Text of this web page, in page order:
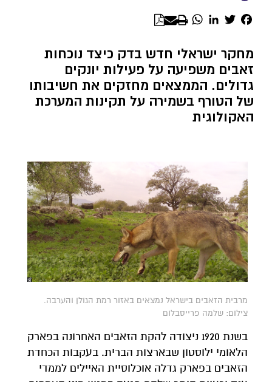
Facebook
Twitter
LinkedIn
WhatsApp
מחקר ישראלי חדש בדק כיצד נוכחות
זאבים משפיעה על פעילות יונקים
גדולים. הממצאים מחזקים את חשיבותו
של הטורף בשמירה על תקינות המערכת
האקולוגית
מרבית הזאבים בישראל נמצאים באזור רמת הגולן והערבה.
צילום: שלמה פרייסבלום
בשנת 1920 ניצודה להקת הזאבים האחרונה בפארק
הלאומי ילוסטון שבארצות הברית. בעקבות הכחדת
הזאבים בפארק גדלה אוכלוסיית האיילים לממדי